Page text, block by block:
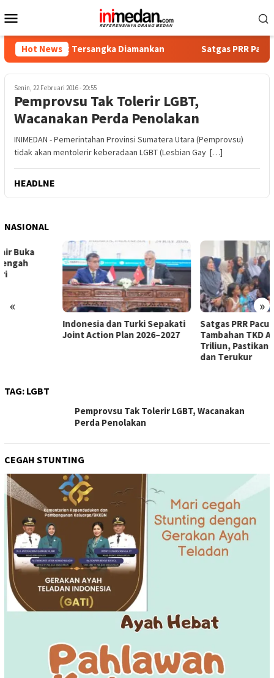
ke
Mobile
Hot News
Tersangka Diamankan Satgas PRR Pacu
Senin, 22 Februari 2016 - 20:55
Pemprovsu Tak Tolerir LGBT,
Wacanakan Perda Penolakan
INIMEDAN - Pemerintahan Provinsi Sumatera Utara (Pemprovsu)
tidak akan mentolerir keberadaan LGBT (Lesbian Gay […]
HEADLNE
NASIONAL
« »
Indonesia dan Turki Sepakati
Joint Action Plan 2026–2027
Satgas PRR Pacu Realisasi
Tambahan TKD Aceh Rp1,65
Triliun, Pastikan Transparan
TAG: LGBT
Pemprovsu Tak Tolerir LGBT, Wacanakan
Perda Penolakan
CEGAH STUNTING